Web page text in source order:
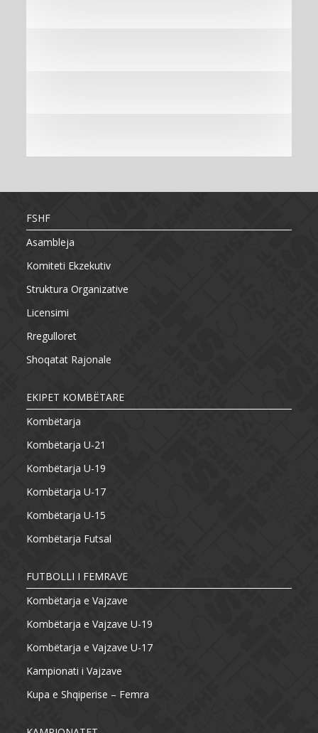
FSHF
Asambleja
Komiteti Ekzekutiv
Struktura Organizative
Licensimi
Rregulloret
Shoqatat Rajonale
EKIPET KOMBËTARE
Kombëtarja
Kombëtarja U-21
Kombëtarja U-19
Kombëtarja U-17
Kombëtarja U-15
Kombëtarja Futsal
FUTBOLLI I FEMRAVE
Kombëtarja e Vajzave
Kombëtarja e Vajzave U-19
Kombëtarja e Vajzave U-17
Kampionati i Vajzave
Kupa e Shqiperise – Femra